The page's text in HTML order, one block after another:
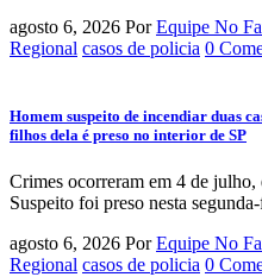
agosto 6, 2026 Por Equipe No
Regional casos de policia 0
Homem suspeito de incendiar duas
filhos dela é preso no interior de SP
Crimes ocorreram em 4 de
Suspeito foi preso nesta
agosto 6, 2026 Por Equipe No
Regional casos de policia 0